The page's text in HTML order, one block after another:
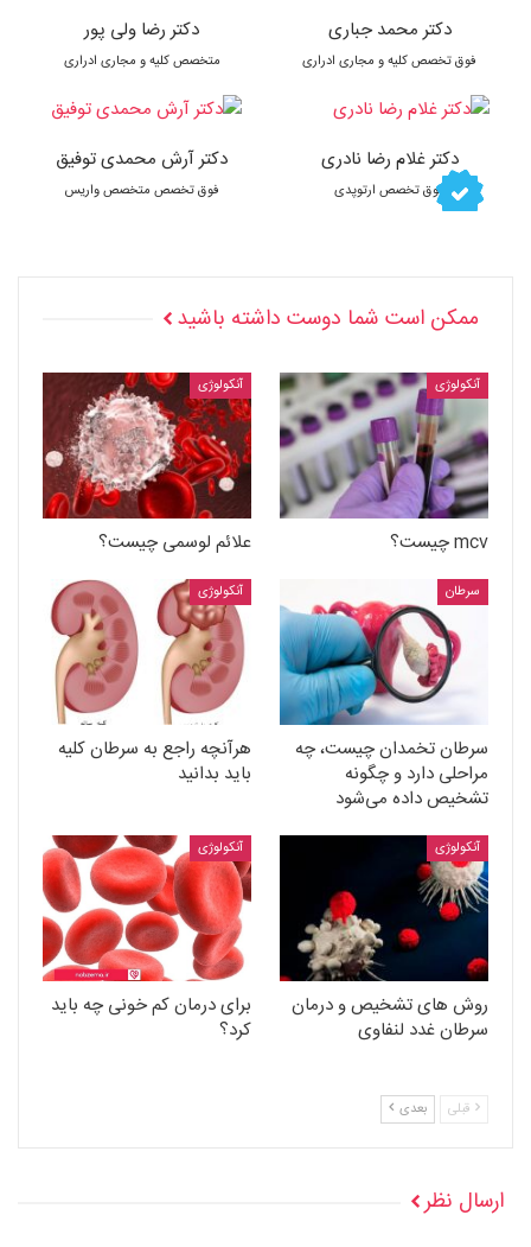
دکتر محمد جباری
فوق تخصص کلیه و مجاری ادراری
دکتر غلام رضا نادری
فوق تخصص ارتوپدی
دکتر رضا ولی پور
متخصص کلیه و مجاری ادراری
دکتر آرش محمدی توفیق
فوق تخصص متخصص واریس
ممکن است شما دوست داشته باشید
آنکولوژی
mcv چیست؟
آنکولوژی
علائم لوسمی چیست؟
سرطان
سرطان تخمدان چیست، چه
مراحلی دارد و چگونه
تشخیص داده می‌شود
آنکولوژی
هرآنچه راجع به سرطان کلیه
باید بدانید
آنکولوژی
روش های تشخیص و درمان
سرطان غدد لنفاوی
آنکولوژی
برای درمان کم خونی چه باید
کرد؟
قبلی بعدی
ارسال نظر